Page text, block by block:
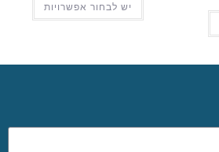
יש לבחור אפשרויות